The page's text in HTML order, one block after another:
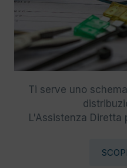
Ti serve uno
L'Assistenza Diretta